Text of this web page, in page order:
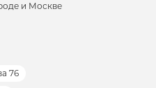
и Москве
76